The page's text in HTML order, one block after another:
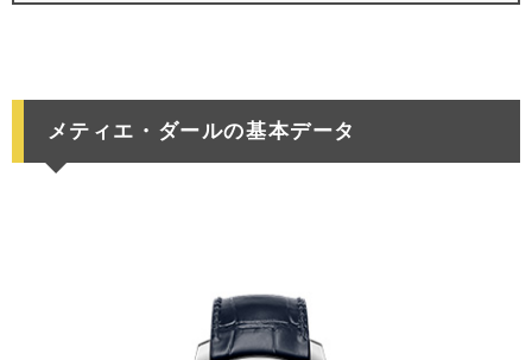
メティエ・ダールの基本データ